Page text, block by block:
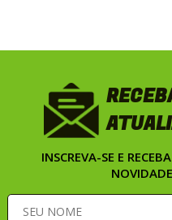
INSCREVA-SE E